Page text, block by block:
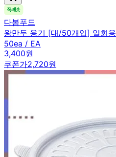
다봄푸드
왕만두 용기 [대/50개입] 일회용
50ea / EA
3,400원
쿠폰가2,720원